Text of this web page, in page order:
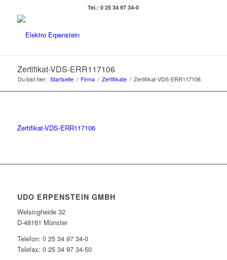
Tel.: 0 25 34 97 34-0
Zertifikat-VDS-ERR117106
Du bist hier: Startseite / Firma / Zertifikate / Zertifikat-VDS-ERR117106
Zertifikat-VDS-ERR117106
UDO ERPENSTEIN GMBH
Welsingheide 32
D-48161 Münster
Telefon: 0 25 34 97 34-0
Telefax: 0 25 34 97 34-50